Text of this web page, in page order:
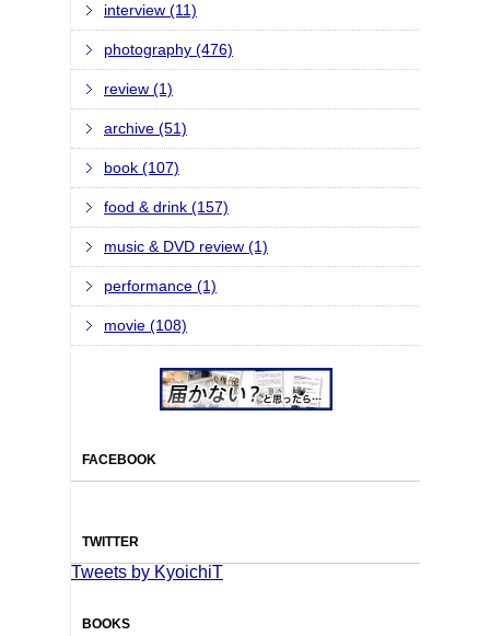
interview (11)
photography (476)
review (1)
archive (51)
book (107)
food & drink (157)
music & DVD review (1)
performance (1)
movie (108)
FACEBOOK
TWITTER
Tweets by KyoichiT
BOOKS